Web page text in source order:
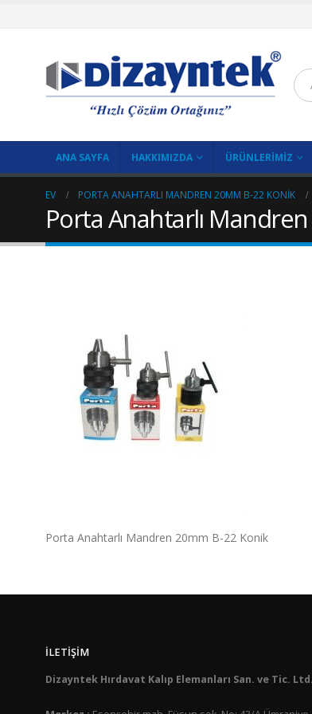
ANA SAYFA HAKKIMIZDA ÜRÜNLERIMIZ
EV PORTA ANAHTARLI MANDREN 20MM B-22 KONIK
Porta Anahtarlı
Porta Anahtarlı Mandren 20mm B-22 Konik
İLETIŞIM
Dizayntek Hırdavat Kalıp Elemanları San. ve Tic.